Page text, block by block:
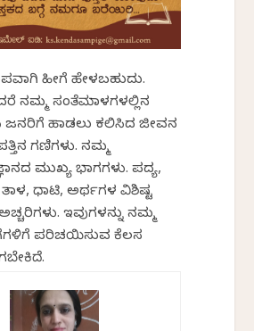
ಹೀಗೆ ಹೇಳಬಹುದು.
ನಮ್ಮ ಸಂತೆಮಾಳಗಳಲ್ಲಿನ
ಜನರಿಗೆ ಹಾಡಲು ಕಲಿಸಿದ ಜೀವನ
ಗಣಿಗಳು. ನಮ್ಮ
ಮುಖ್ಯ ಭಾಗಗಳು. ಪದ್ಯ,
ಧಾಟಿ, ಅರ್ಥಗಳ ವಿಶಿಷ್ಟ
ಇವುಗಳನ್ನು ನಮ್ಮ
ಪರಿಚಯಿಸುವ ಕೆಲಸ